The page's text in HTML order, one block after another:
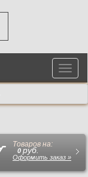
Товаров на:
0 руб.
Оформить заказ »